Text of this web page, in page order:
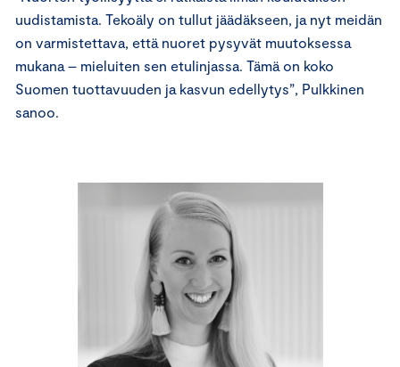
uudistamista. Tekoäly on tullut jäädäkseen, ja nyt meidän
on varmistettava, että nuoret pysyvät muutoksessa
mukana – mieluiten sen etulinjassa. Tämä on koko
Suomen tuottavuuden ja kasvun edellytys”, Pulkkinen
sanoo.